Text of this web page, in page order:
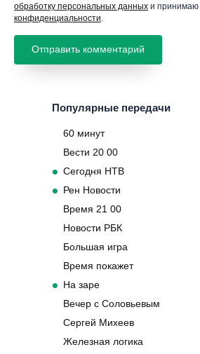
обработку персональных данных и принимаю
конфиденциальности
Популярные передачи
60 минут
Вести 20 00
Сегодня НТВ
Рен Новости
Время 21 00
Новости РБК
Большая игра
Время покажет
На заре
Вечер с Соловьевым
Сергей Михеев
Железная логика